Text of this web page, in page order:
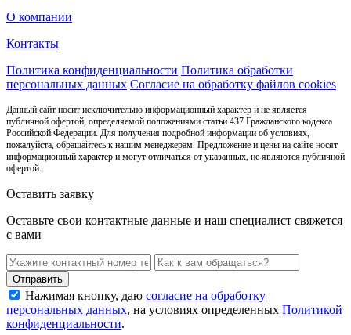
О компании
Контакты
Политика конфиденциальности Политика обработки
персональных данных Согласие на обработку файлов cookies
Данный сайт носит исключительно информационный характер и не является
публичной офертой, определяемой положениями статьи 437 Гражданского кодекса
Российской Федерации. Для получения подробной информации об условиях,
пожалуйста, обращайтесь к нашим менеджерам. Предложение и цены на сайте носят
информационный характер и могут отличаться от указанных, не являются публичной
офертой.
Оставить заявку
Оставьте свои контактные данные и наш специалист свяжется
с вами
Нажимая кнопку, даю согласие на обработку
персональных данных, на условиях определенных Политикой
конфиденциальности.